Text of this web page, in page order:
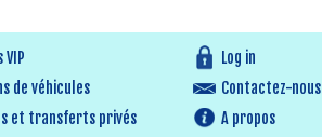
VIP
de véhicules
et transferts privés
Log in
Contactez-nous
A propos